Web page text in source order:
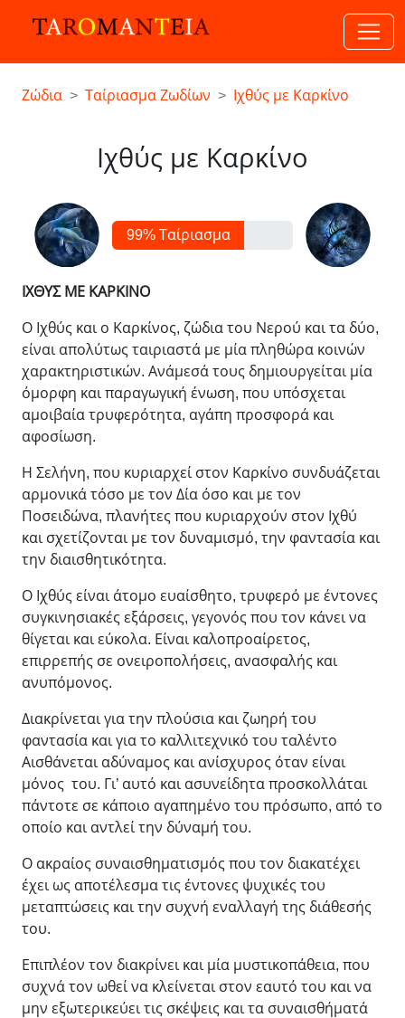
Ζώδια Ταίριασμα Ζωδίων Ιχθύς με Καρκίνο
Ιχθύς με Καρκίνο
100% Ταίριασμα
ΙΧΘΥΣ ΜΕ ΚΑΡΚΙΝΟ
Ο Ιχθύς και ο Καρκίνος, ζώδια του Νερού και τα δύο,
είναι απολύτως ταιριαστά με μία πληθώρα κοινών
χαρακτηριστικών. Ανάμεσά τους δημιουργείται μία
όμορφη και παραγωγική ένωση, που υπόσχεται
αμοιβαία τρυφερότητα, αγάπη προσφορά και
αφοσίωση.
Η Σελήνη, που κυριαρχεί στον Καρκίνο συνδυάζεται
αρμονικά τόσο με τον Δία όσο και με τον
Ποσειδώνα, πλανήτες που κυριαρχούν στον Ιχθύ
και σχετίζονται με τον δυναμισμό, την φαντασία και
την διαισθητικότητα.
Ο Ιχθύς είναι άτομο ευαίσθητο, τρυφερό με έντονες
συγκινησιακές εξάρσεις, γεγονός που τον κάνει να
θίγεται και εύκολα. Είναι καλοπροαίρετος,
επιρρεπής σε ονειροπολήσεις, ανασφαλής και
ανυπόμονος.
Διακρίνεται για την πλούσια και ζωηρή του
φαντασία και για το καλλιτεχνικό του ταλέντο
Αισθάνεται αδύναμος και ανίσχυρος όταν είναι
μόνος του. Γι’ αυτό και ασυνείδητα προσκολλάται
πάντοτε σε κάποιο αγαπημένο του πρόσωπο, από το
οποίο και αντλεί την δύναμή του.
Ο ακραίος συναισθηματισμός που τον διακατέχει
έχει ως αποτέλεσμα τις έντονες ψυχικές του
μεταπτώσεις και την συχνή εναλλαγή της διάθεσής
του.
Επιπλέον τον διακρίνει και μία μυστικοπάθεια, που
συχνά τον ωθεί να κλείνεται στον εαυτό του και να
μην εξωτερικεύει τις σκέψεις και τα συναισθήματά